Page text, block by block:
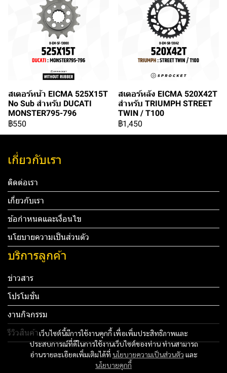
สเตอร์หน้า EICMA 525X15T
No Sub สำหรับ DUCATI
MONSTER795-796
฿550
สเตอร์หลัง EICMA 520X42T
สำหรับ TRIUMPH STREET
TWIN / T100
฿1,450
เว็บไซต์นี้มีการใช้งานคุกกี้ เพื่อเพิ่มประสิทธิภาพและ
ประสบการณ์ที่ดีในการใช้งานเว็บไซต์ของท่าน ท่านสามารถ
อ่านรายละเอียดเพิ่มเติมได้ที่ นโยบายความเป็นส่วนตัว และ
นโยบายคุกกี้
เกี่ยวกับเรา
ติดต่อเรา
เกี่ยวกับเรา
ข้อกำหนดและเงื่อนไข
นโยบายความเป็นส่วนตัว
บริการลูกค้า
ข่าวสาร
โปรโมชั่น
งานกิจกรรม
รีวิวสินค้า
Tel: 012 345 67890 Email: mail@yourdomain.com